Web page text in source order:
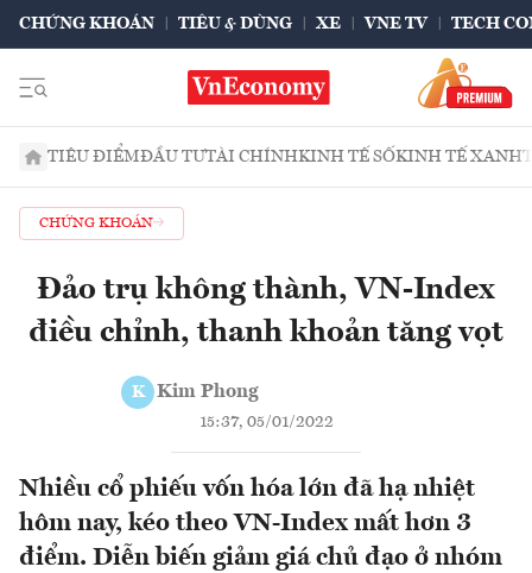
CHỨNG KHOÁN TIÊU & DÙNG XE VNE TV TECH
TIÊU ĐIỂMĐẦU TƯTÀI CHÍNHKINH TẾ SỐKINH TẾ XANH
CHỨNG KHOÁN
Đảo trụ không thành, VN-Index
điều chỉnh, thanh khoản tăng vọt
K Kim Phong
15:37, 05/01/2022
Nhiều cổ phiếu vốn hóa lớn đã hạ nhiệt
hôm nay, kéo theo VN-Index mất hơn 3
điểm. Diễn biến giảm giá chủ đạo ở nhóm